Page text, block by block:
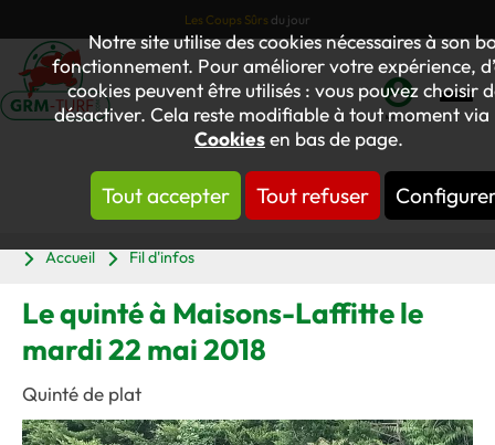
Notre site utilise des cookies nécessaires à son
fonctionnement. Pour améliorer votre expérience,
cookies peuvent être utilisés : vous pouvez choisir
désactiver. Cela reste modifiable à tout moment via
Cookiesen bas de page.
Tout accepter Tout refuser
Les Coups Sûrs du jour
Mon
compte
Accueil
Fil d'infos
Le quinté à Maisons-Laffitte le
mardi 22 mai 2018
Quinté de plat